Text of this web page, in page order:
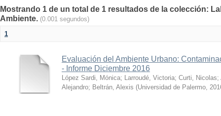
Mostrando 1 de un total de 1 resultados de la colección:
Ambiente. (0.001 segundos)
1
Evaluación del Ambiente Urbano:
- Informe Diciembre 2016
López Sardi, Mónica; Larroudé, Victoria; Curti, Nicolas;
Alejandro; Beltrán, Alexis (Universidad de Palermo,